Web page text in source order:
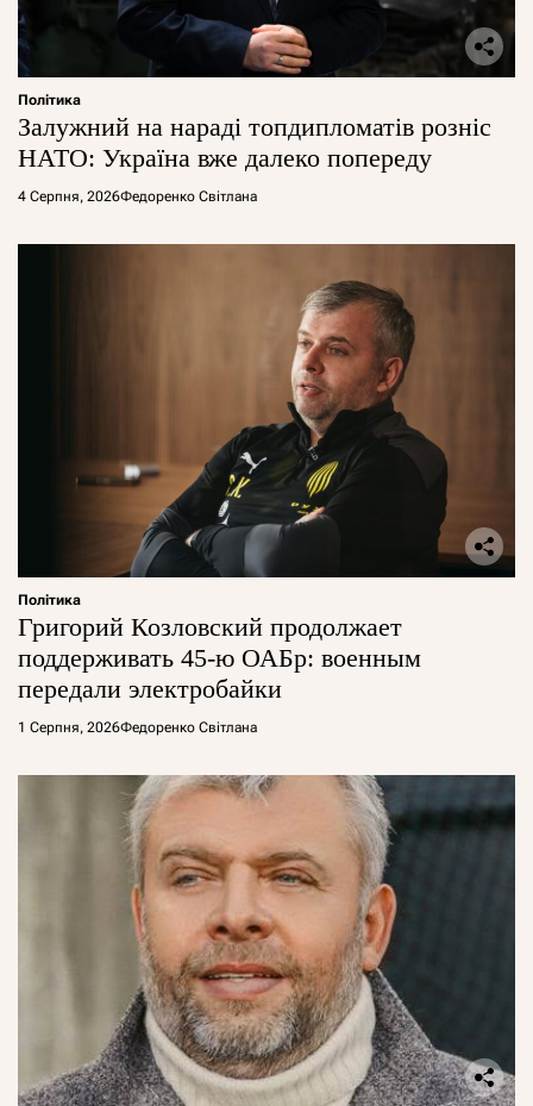
Політика
Залужний на нараді топдипломатів розніс
НАТО: Україна вже далеко попереду
4 Серпня, 2026Федоренко Світлана
Політика
Григорий Козловский продолжает
поддерживать 45-ю ОАБр: военным
передали электробайки
1 Серпня, 2026Федоренко Світлана